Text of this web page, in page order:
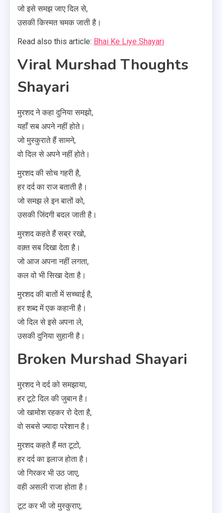
जो इसे समझ जाए दिल से,
उसकी किस्मत चमक जाती है।
Read also this article: Bhai Ke Liye Shayari
Viral Murshad Thoughts
Shayari
मुरशद ने कहा दुनिया समझो,
यहाँ सब अपने नहीं होते।
जो मुस्कुराते हैं सामने,
वो दिल से अपने नहीं होते।
मुरशद की सोच गहरी है,
हर दर्द का राज बताती है।
जो समझ ले इन बातों को,
उसकी जिंदगी बदल जाती है।
मुरशद कहते हैं सब्र रखो,
वक़्त सब दिखा देता है।
जो आज अपना नहीं लगता,
कल वो भी सिखा देता है।
मुरशद की बातों में सच्चाई है,
हर शब्द में एक कहानी है।
जो दिल से इसे अपना ले,
उसकी दुनिया सुहानी है।
Broken Murshad Shayari
मुरशद ने दर्द को समझाया,
हर टूटे दिल की जुबान है।
जो खामोश रहकर रो देता है,
वो सबसे ज्यादा परेशान है।
मुरशद कहते हैं मत टूटो,
हर दर्द का इलाज होता है।
जो गिरकर भी उठ जाए,
वही असली राजा होता है।
टूट कर भी जो मुस्कुराए,